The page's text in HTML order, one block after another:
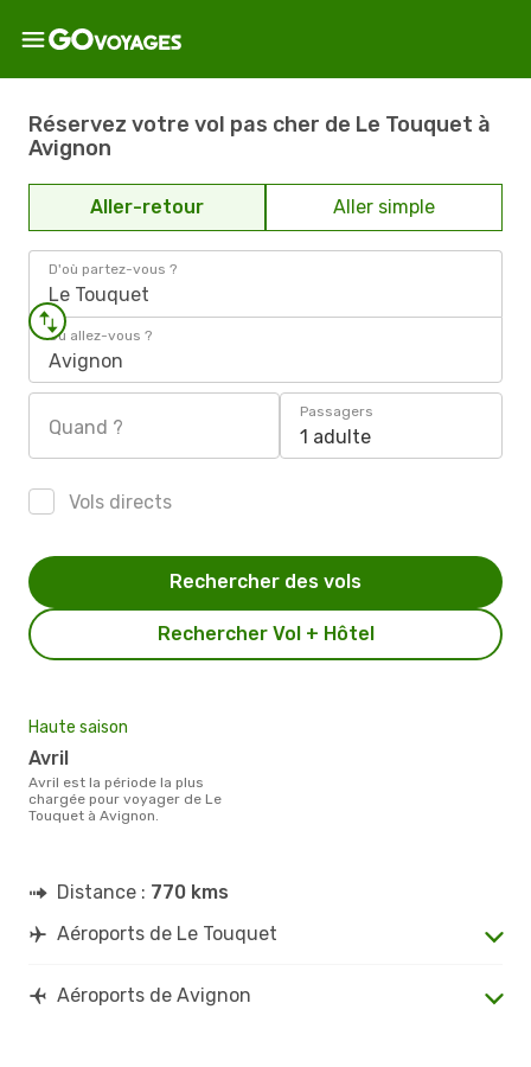
Réservez votre vol pas cher de Le Touquet à
Avignon
Aller-retour Aller simple
D'où partez-vous ?
Le Touquet
Où allez-vous ?
Avignon
Quand ?
Passagers
1 adulte
Vols directs
Rechercher Vol + Hôtel
Rechercher des vols
Haute saison
avril
avril est la période la plus
chargée pour voyager de Le
Touquet à Avignon.
Distance : 770 kms
Aéroports de Le Touquet
Aéroports de Avignon